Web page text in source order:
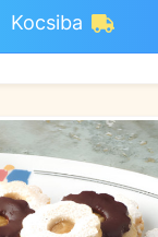
Kocsiba